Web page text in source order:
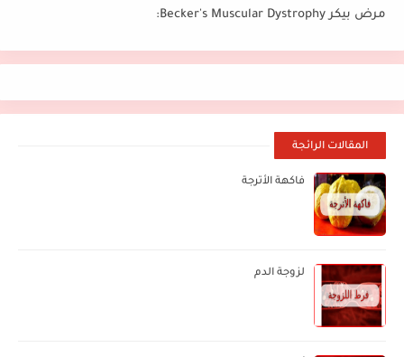
مرض بيكر Becker's Muscular Dystrophy:
المقالات الرائجة
فاكهة الأترجة
لزوجة الدم